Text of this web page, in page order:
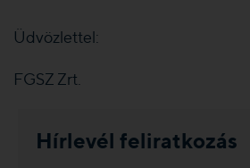
Üdvözlettel:
FGSZ Zrt.
Hírlevél feliratkozás